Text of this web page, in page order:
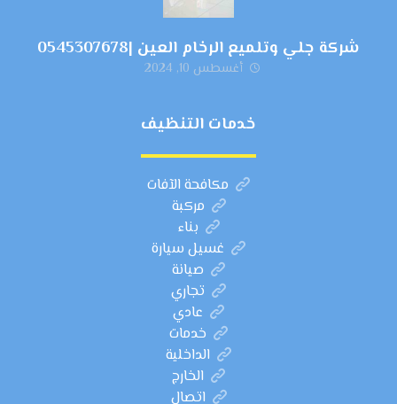
شركة جلي وتلميع الرخام العين |0545307678
أغسطس 10, 2024
خدمات التنظيف
مكافحة الآفات
مركبة
بناء
غسيل سيارة
صيانة
تجاري
عادي
خدمات
الداخلية
الخارج
اتصال